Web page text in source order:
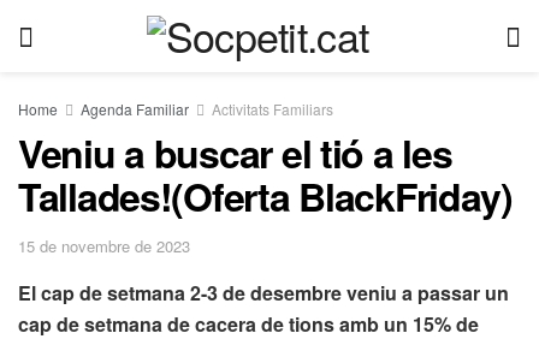
Home Agenda Familiar Activitats Familiars
Veniu a buscar el tió a les
Tallades!(Oferta BlackFriday)
15 de novembre de 2023
El cap de setmana 2-3 de desembre veniu a passar un
cap de setmana de cacera de tions amb un 15% de